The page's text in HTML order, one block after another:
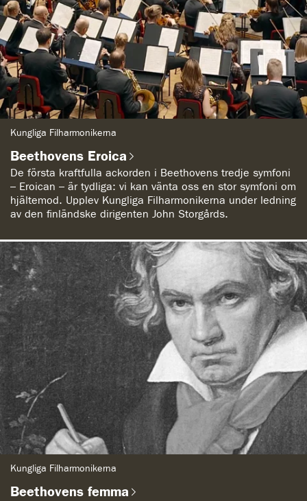
Kungliga Filharmonikerna
Beethovens Eroica
De första kraftfulla ackorden i Beethovens tredje symfoni
– Eroican – är tydliga: vi kan vänta oss en stor symfoni om
hjältemod. Upplev Kungliga Filharmonikerna under ledning
av den finländske dirigenten John Storgårds.
Kungliga Filharmonikerna
Beethovens femma